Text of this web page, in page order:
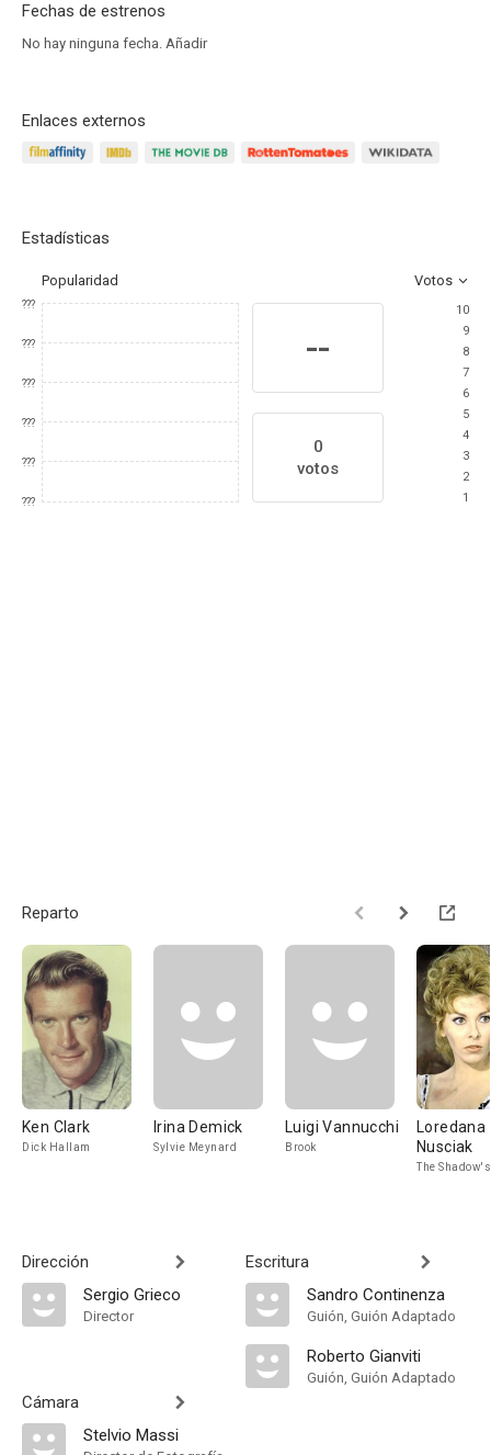
Fechas de estrenos
No hay ninguna fecha. Añadir
Enlaces externos
Estadísticas
Popularidad Votos
???
???
???
???
???
???
--
0
votos
10
9
8
7
6
5
4
3
2
1
Reparto
Ken Clark
Dick Hallam
Irina Demick
Sylvie Meynard
Luigi Vannucchi
Brook
Loredana
Nusciak
The
Dirección
Sergio Grieco
Director
Cámara
Stelvio Massi
Escritura
Sandro Continenza
Guión, Guión Adaptado
Roberto Gianviti
Guión, Guión Adaptado